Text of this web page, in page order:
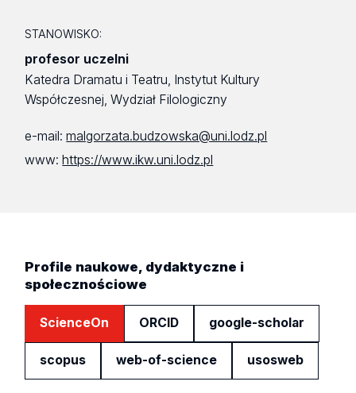
STANOWISKO:
profesor uczelni
Katedra Dramatu i Teatru, Instytut Kultury
Współczesnej, Wydział Filologiczny
e-mail:malgorzata.budzowska@uni.lodz.pl
www:https://www.ikw.uni.lodz.pl
Profile naukowe, dydaktyczne i
społecznościowe
ScienceOn ORCID google-scholar
scopus web-of-science usosweb